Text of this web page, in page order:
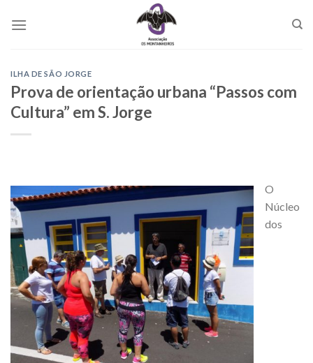
ILHA DE SÃO JORGE
Prova de orientação urbana “Passos com
Cultura” em S. Jorge
O
Núcleo
dos